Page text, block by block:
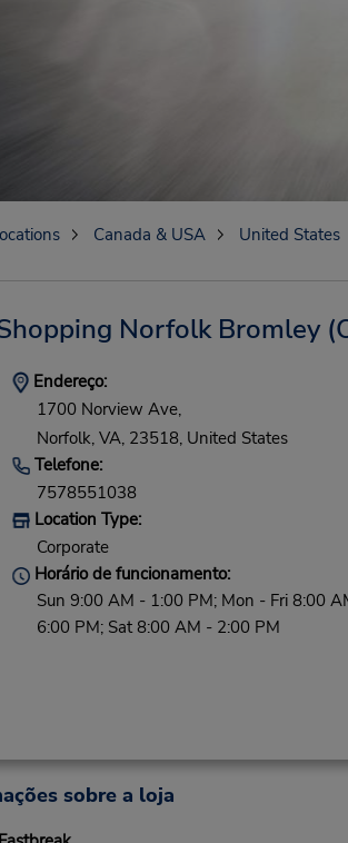
Canada & USA United States
Norfolk Bromley
Endereço:
1700 Norview Ave,
Norfolk, VA, 23518, United States
Telefone:
7578551038
Location Type:
Corporate
Horário de funcionamento:
Sun 9:00 AM - 1:00 PM; Mon - Fri 8:00
6:00 PM; Sat 8:00 AM - 2:00 PM
sobre a loja